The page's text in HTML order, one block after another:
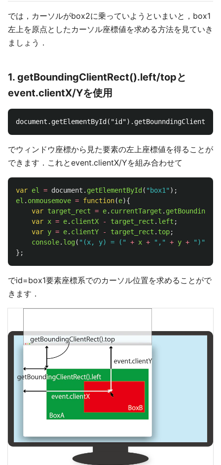
では，カーソルがbox2に乗っていようといまいと，box1
左上を原点としたカーソル座標値を求める方法を見ていき
ましょう．
1. getBoundingClientRect().left/topと
event.clientX/Yを使用
でウィンドウ座標から見た要素の左上座標値を得ることが
できます．これとevent.clientX/Yを組み合わせて
var el = document . getElementById ( " box1 " );
el . onmousemove = function(e){
var target_rect = e. currentTarget .
var x = e. clientX - target_rect . left ;
var y = e. clientY - target_rect . top;
console. log( " (x, y) = ( " + x + " , " + y + " ) "
};
でid=box1要素座標系でのカーソル位置を求めることがで
きます．